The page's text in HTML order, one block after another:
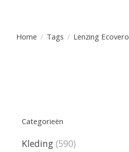
Home / Tags / Lenzing Ecovero
Categorieën
Kleding (590)